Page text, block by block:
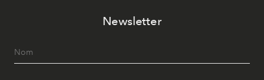
Newsletter